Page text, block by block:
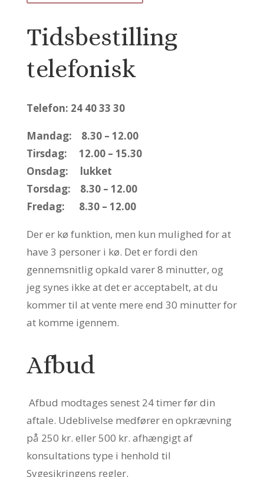
Tidsbestilling
telefonisk
Telefon: 24 40 33 30
Mandag: 8.30 – 12.00
Tirsdag: 12.00 – 15.30
Onsdag: lukket
Torsdag: 8.30 – 12.00
Fredag: 8.30 – 12.00
Der er kø funktion, men kun mulighed for at
have 3 personer i kø. Det er fordi den
gennemsnitlig opkald varer 8 minutter, og
jeg synes ikke at det er acceptabelt, at du
kommer til at vente mere end 30 minutter for
at komme igennem.
Afbud
Afbud modtages senest 24 timer før din
aftale. Udeblivelse medfører en opkrævning
på 250 kr. eller 500 kr. afhængigt af
konsultations type i henhold til
Sygesikringens regler.